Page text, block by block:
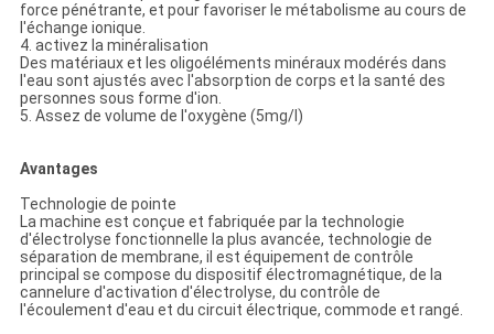
force pénétrante, et pour favoriser le métabolisme au cours de
l'échange ionique.
4. activez la minéralisation
Des matériaux et les oligoéléments minéraux modérés dans
l'eau sont ajustés avec l'absorption de corps et la santé des
personnes sous forme d'ion.
5. Assez de volume de l'oxygène (5mg/l)
Avantages
Technologie de pointe
La machine est conçue et fabriquée par la technologie
d'électrolyse fonctionnelle la plus avancée, technologie de
séparation de membrane, il est équipement de contrôle
principal se compose du dispositif électromagnétique, de la
cannelure d'activation d'électrolyse, du contrôle de
l'écoulement d'eau et du circuit électrique, commode et rangé.